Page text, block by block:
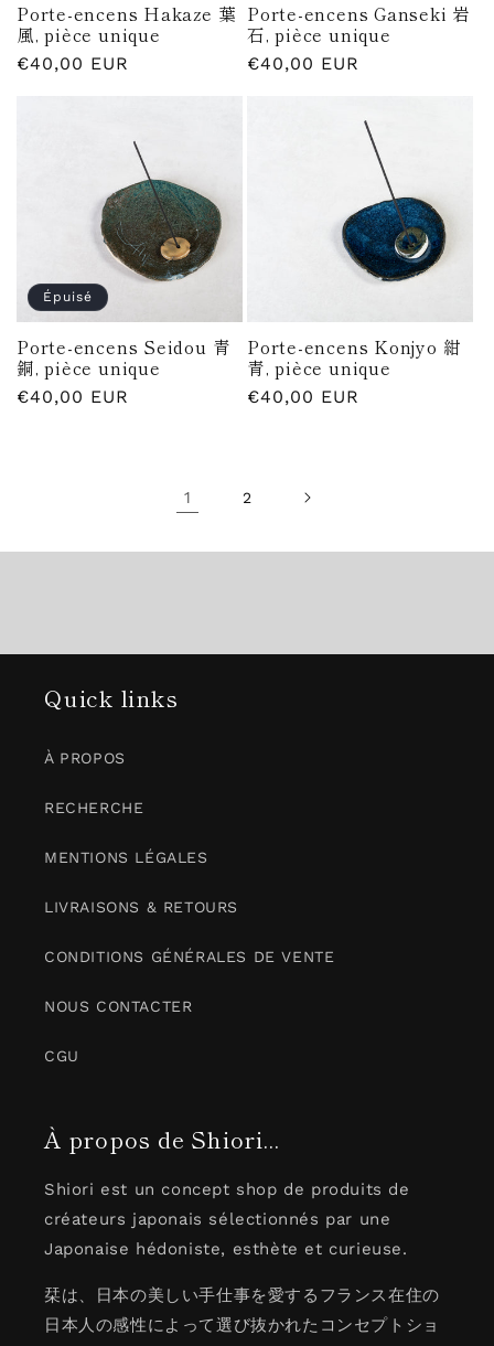
Porte-encens Hakaze 葉
風, pièce unique
Prix
€40,00 EUR
Porte-encens Ganseki 岩
石, pièce unique
Prix
€40,00 EUR
Épuisé
Porte-encens Seidou 青
銅, pièce unique
Prix
€40,00 EUR
Porte-encens Konjyo 紺
青, pièce unique
Prix
€40,00 EUR
1 2
Quick links
À PROPOS
RECHERCHE
MENTIONS LÉGALES
LIVRAISONS & RETOURS
CONDITIONS GÉNÉRALES DE VENTE
NOUS CONTACTER
CGU
À propos de Shiori...
Shiori est un concept shop de produits de
créateurs japonais sélectionnés par une
Japonaise hédoniste, esthète et curieuse.
栞は、日本の美しい手仕事を愛するフランス在住の
日本人の感性によって選び抜かれたコンセプトショ